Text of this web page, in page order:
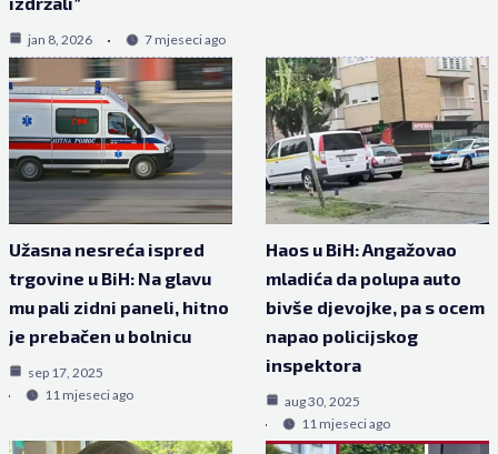
jan 8, 2026 7 mjeseci ago
Užasna nesreća ispred
trgovine u BiH: Na glavu
mu pali zidni paneli, hitno
je prebačen u bolnicu
sep 17, 2025
11 mjeseci ago
Haos u BiH: Angažovao
mladića da polupa auto
bivše djevojke, pa s ocem
napao policijskog
inspektora
aug 30, 2025
11 mjeseci ago